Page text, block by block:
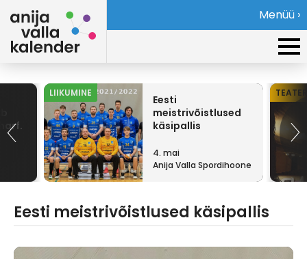
Menüü ›
LIIKUMINE
Eesti
meistrivõistlused
käsipallis
4. mai
Anija Valla Spordihoone
TEATER
Eesti meistrivõistlused käsipallis